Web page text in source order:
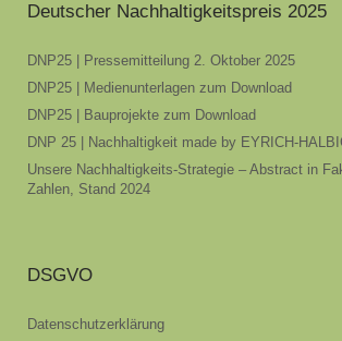
Deutscher Nachhaltigkeitspreis 2025
DNP25 | Pressemitteilung 2. Oktober 2025
DNP25 | Medienunterlagen zum Download
DNP25 | Bauprojekte zum Download
DNP 25 | Nachhaltigkeit made by EYRICH-
Unsere Nachhaltigkeits-Strategie – Abstract in
Zahlen, Stand 2024
DSGVO
Datenschutzerklärung